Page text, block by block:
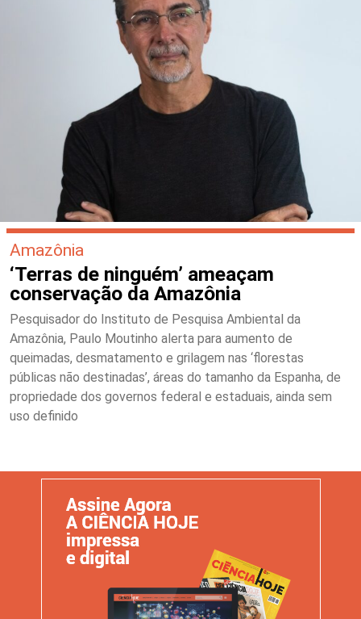
Amazônia
‘Terras de ninguém’ ameaçam
conservação da Amazônia
Pesquisador do Instituto de Pesquisa Ambiental da
Amazônia, Paulo Moutinho alerta para aumento de
queimadas, desmatamento e grilagem nas ‘florestas
públicas não destinadas’, áreas do tamanho da Espanha, de
propriedade dos governos federal e estaduais, ainda sem
uso definido